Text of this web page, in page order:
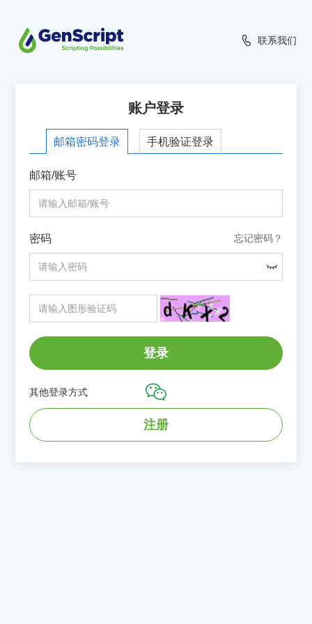
联系我们
账户登录
邮箱密码登录 手机验证登录
邮箱/账号
密码 忘记密码？
登录
其他登录方式
注册